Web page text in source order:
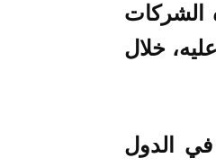
الشركات
خلال
الدول